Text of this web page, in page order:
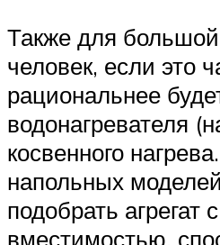
Также для
человек, если это
рациональнее
водонагревателя
косвенного
напольных
подобрать агрегат
вместимостью,